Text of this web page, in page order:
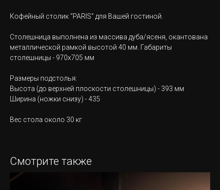
Кофейный столик “PARIS” для Вашей гостиной.
Столешница выполнена из массива дуба/ясеня, окантована
металлической рамкой высотой 40 мм. Габариты
столешницы - 970х705 мм
Размеры подстолья:
Высота (до верхней плоскости столешницы) - 393 мм
Ширина (ножки снизу) - 435
Вес стола около 30 кг
Смотрите также